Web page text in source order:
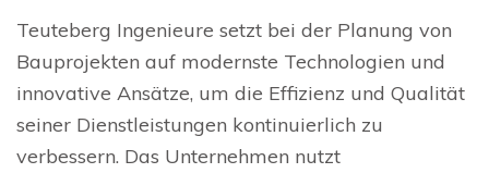
Teuteberg Ingenieure setzt bei der Planung von
Bauprojekten auf modernste Technologien und
innovative Ansätze, um die Effizienz und Qualität
seiner Dienstleistungen kontinuierlich zu
verbessern. Das Unternehmen nutzt